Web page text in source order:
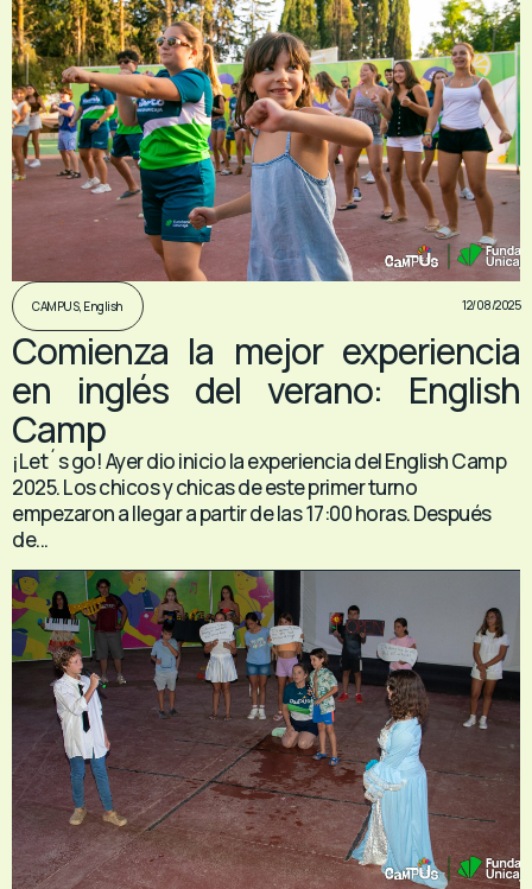
CAMPUS, English 12/08/2025
Comienza la mejor experiencia
en inglés del verano: English
Camp
¡Let´s go! Ayer dio inicio la experiencia del English Camp
2025. Los chicos y chicas de este primer turno
empezaron a llegar a partir de las 17:00 horas. Después
de...